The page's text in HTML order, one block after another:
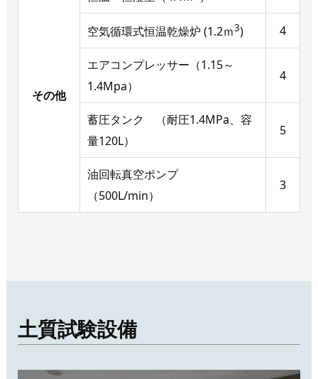
その他
空気循環式恒温乾燥炉 (1.2ｍ3) 4
エアコンプレッサー（1.15～
1.4Mpa）
4
蓄圧タンク （耐圧1.4MPa、容
量120L）
5
油回転真空ポンプ
（500L/min）
3
土質試験設備